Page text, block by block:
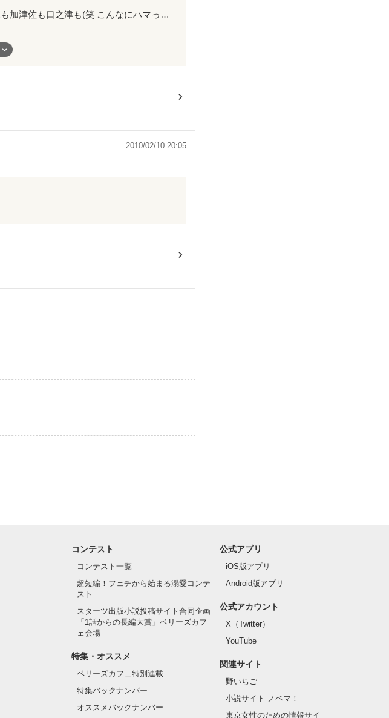
有明先生も晴も布津も有馬も結も皆大好き! あと国見も加津佐も口之津も(笑 こんなにハマった小説は初めてでした!!!! 約３日間徹夜したり仕事の休憩時間にこっそり読んだり...笑 とりかくコン先生大好きです!
2010/02/10 20:05
コンテスト
コンテスト一覧
超短編！フェチから始まる溺愛コンテ
スト
スターツ出版小説投稿サイト合同企画
「1話からの長編大賞」ベリーズカフ
ェ会場
特集・オススメ
ベリーズカフェ特別連載
特集バックナンバー
オススメバックナンバー
公式アプリ
iOS版アプリ
Android版アプリ
公式アカウント
X（Twitter）
YouTube
関連サイト
野いちご
小説サイト ノベマ！
東京女性のための情報サイ